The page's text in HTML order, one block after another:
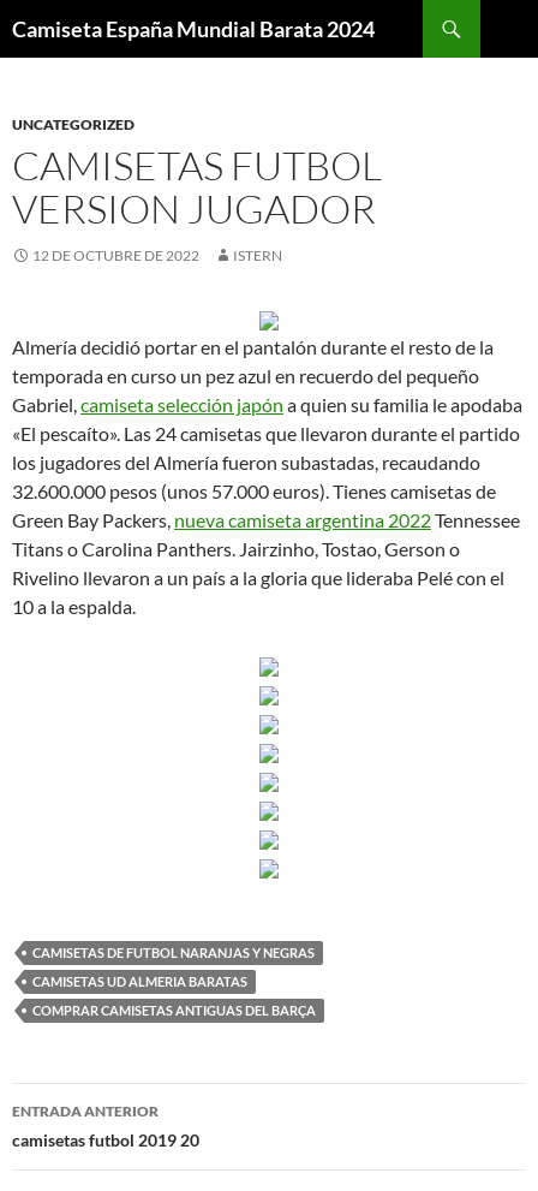
Camiseta España Mundial Barata 2024
UNCATEGORIZED
CAMISETAS FUTBOL
VERSION JUGADOR
12 DE OCTUBRE DE 2022 ISTERN
Almería decidió portar en el pantalón durante el resto de la
temporada en curso un pez azul en recuerdo del pequeño
Gabriel,camiseta selección japón a quien su familia le apodaba
«El pescaíto». Las 24 camisetas que llevaron durante el partido
los jugadores del Almería fueron subastadas, recaudando
32.600.000 pesos (unos 57.000 euros). Tienes camisetas de
Green Bay Packers, nueva camiseta argentina 2022Tennessee
Titans o Carolina Panthers. Jairzinho, Tostao, Gerson o
Rivelino llevaron a un país a la gloria que lideraba Pelé con el
10 a la espalda.
CAMISETAS DE FUTBOL NARANJAS Y NEGRAS
CAMISETAS UD ALMERIA BARATAS
COMPRAR CAMISETAS ANTIGUAS DEL BARÇA
Navegación
de
ENTRADA ANTERIOR
camisetas futbol 2019 20